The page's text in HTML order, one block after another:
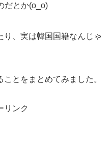
だとか(o_o)
り、実は韓国国籍なんじゃ
とをまとめてみました。
リンク